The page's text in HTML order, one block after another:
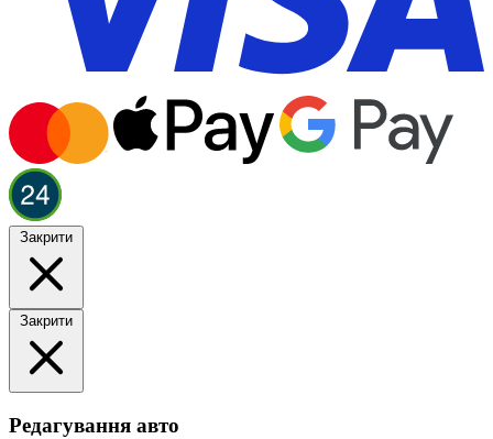
Закрити
Закрити
Редагування авто